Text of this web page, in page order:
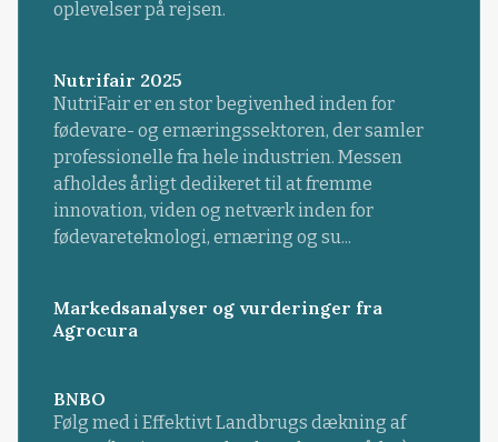
oplevelser på rejsen.
Nutrifair 2025
NutriFair er en stor begivenhed inden for
fødevare- og ernæringssektoren, der samler
professionelle fra hele industrien. Messen
afholdes årligt dedikeret til at fremme
innovation, viden og netværk inden for
fødevareteknologi, ernæring og su...
Markedsanalyser og vurderinger fra
Agrocura
BNBO
Følg med i Effektivt Landbrugs dækning af